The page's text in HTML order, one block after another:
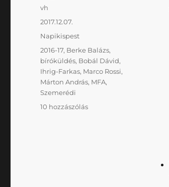
Szerző
vh
Közzétéve
2017.12.07.
Kategória
Napikispest
Címke
2016-17, Berke Balázs,
bíróküldés, Bobál Dávid,
Ihrig-Farkas, Marco Rossi,
Márton András, MFA,
Szemerédi
10 hozzászólásNapikispest